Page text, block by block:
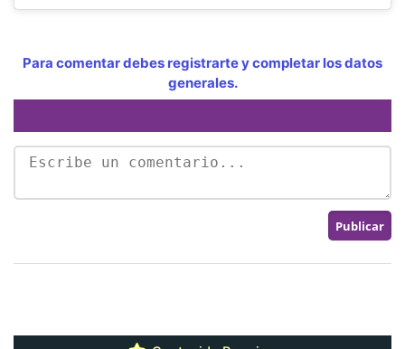
Para comentar debes registrarte y completar los datos
generales.